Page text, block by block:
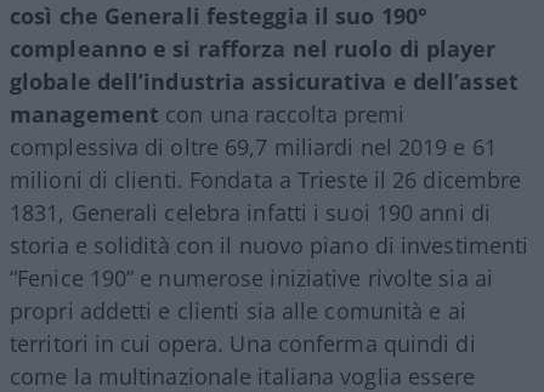
così che Generali festeggia il suo 190°
compleanno e si rafforza nel ruolo di player
globale dell’industria assicurativa e dell’asset
management con una raccolta premi
complessiva di oltre 69,7 miliardi nel 2019 e 61
milioni di clienti. Fondata a Trieste il 26 dicembre
1831, Generali celebra infatti i suoi 190 anni di
storia e solidità con il nuovo piano di investimenti
“Fenice 190” e numerose iniziative rivolte sia ai
propri addetti e clienti sia alle comunità e ai
territori in cui opera. Una conferma quindi di
come la multinazionale italiana voglia essere